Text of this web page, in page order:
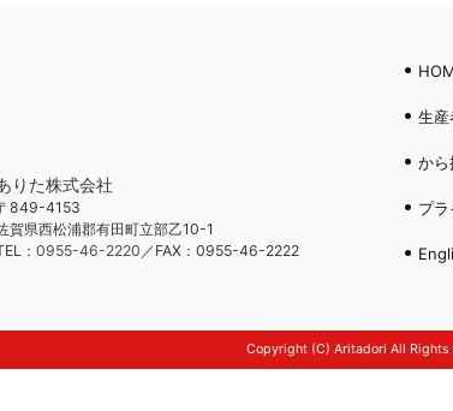
生産
か
プ
りた株式会社
849-4153
賀県西松浦郡有田町立部乙10-1
： 0955-46-2220 ／FAX：0955-46-2222
Copyright (C) Aritadori All Rights